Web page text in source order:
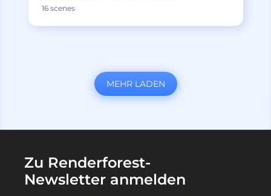
16 scenes
MEHR LADEN
Zu Renderforest-
Newsletter anmelden